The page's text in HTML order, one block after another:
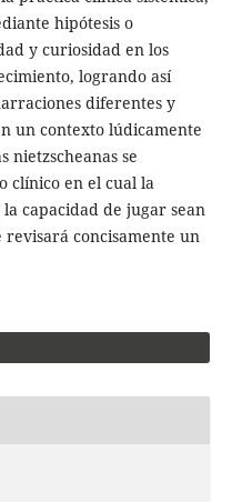
hipótesis o
y curiosidad en los
logrando así
diferentes y
un contexto lúdicamente
nietzscheanas se
clínico en el cual la
capacidad de jugar sean
revisará concisamente un